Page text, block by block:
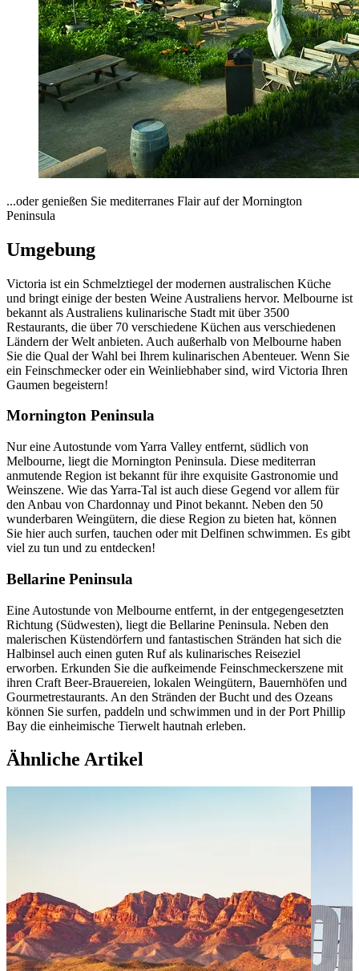
...oder genießen Sie mediterranes Flair auf der Mornington
Peninsula
Umgebung
Victoria ist ein Schmelztiegel der modernen australischen Küche
und bringt einige der besten Weine Australiens hervor. Melbourne ist
bekannt als Australiens kulinarische Stadt mit über 3500
Restaurants, die über 70 verschiedene Küchen aus verschiedenen
Ländern der Welt anbieten. Auch außerhalb von Melbourne haben
Sie die Qual der Wahl bei Ihrem kulinarischen Abenteuer. Wenn Sie
ein Feinschmecker oder ein Weinliebhaber sind, wird Victoria Ihren
Gaumen begeistern!
Mornington Peninsula
Nur eine Autostunde vom Yarra Valley entfernt, südlich von
Melbourne, liegt die Mornington Peninsula. Diese mediterran
anmutende Region ist bekannt für ihre exquisite Gastronomie und
Weinszene. Wie das Yarra-Tal ist auch diese Gegend vor allem für
den Anbau von Chardonnay und Pinot bekannt. Neben den 50
wunderbaren Weingütern, die diese Region zu bieten hat, können
Sie hier auch surfen, tauchen oder mit Delfinen schwimmen. Es gibt
viel zu tun und zu entdecken!
Bellarine Peninsula
Eine Autostunde von Melbourne entfernt, in der entgegengesetzten
Richtung (Südwesten), liegt die Bellarine Peninsula. Neben den
malerischen Küstendörfern und fantastischen Stränden hat sich die
Halbinsel auch einen guten Ruf als kulinarisches Reiseziel
erworben. Erkunden Sie die aufkeimende Feinschmeckerszene mit
ihren Craft Beer-Brauereien, lokalen Weingütern, Bauernhöfen und
Gourmetrestaurants. An den Stränden der Bucht und des Ozeans
können Sie surfen, paddeln und schwimmen und in der Port Phillip
Bay die einheimische Tierwelt hautnah erleben.
Ähnliche Artikel